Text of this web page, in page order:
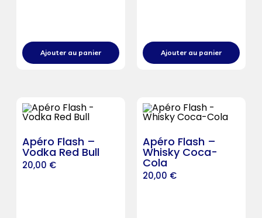
Ajouter au panier Ajouter au panier
Apéro Flash –
Vodka Red Bull
20,00 €
Apéro Flash –
Whisky Coca-
Cola
20,00 €